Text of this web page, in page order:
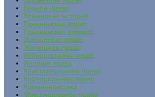
Водное право
Всемирная история
Гражданское право
Гражданский процесс
Договорное право
Жилищное право
Избирательное право
История права
Конституционное право
Корпоративное право
Криминалистика
Международное право